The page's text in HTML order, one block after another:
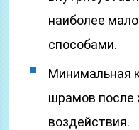
наиболее
способами.
Минимальная
шрамов после
воздействия.